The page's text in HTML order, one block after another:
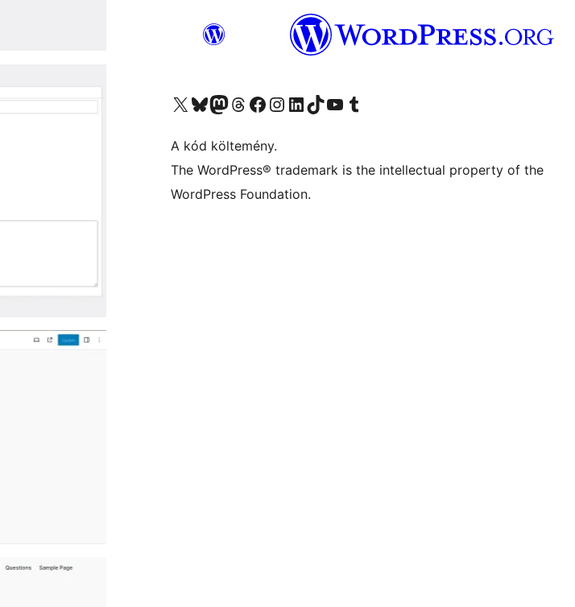
Visit our X (formerly Twitter) account
Visit our Bluesky account
Twitter csatornánk
Visit our Threads account
Facebook oldalunk megtekintése
Visit our Instagram account
Visit our LinkedIn account
Visit our TikTok account
Visit our YouTube channel
Visit our Tumblr account
A kód költemény.
The WordPress® trademark is the intellectual property of the
WordPress Foundation.